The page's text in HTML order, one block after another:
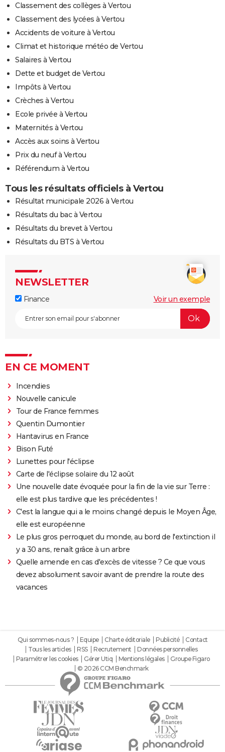
Classement des collèges à Vertou
Classement des lycées à Vertou
Accidents de voiture à Vertou
Climat et historique météo de Vertou
Salaires à Vertou
Dette et budget de Vertou
Impôts à Vertou
Crèches à Vertou
Ecole privée à Vertou
Maternités à Vertou
Accès aux soins à Vertou
Prix du neuf à Vertou
Référendum à Vertou
Tous les résultats officiels à Vertou
Résultat municipale 2026 à Vertou
Résultats du bac à Vertou
Résultats du brevet à Vertou
Résultats du BTS à Vertou
NEWSLETTER
Finance Voir un exemple
EN CE MOMENT
Incendies
Nouvelle canicule
Tour de France femmes
Quentin Dumontier
Hantavirus en France
Bison Futé
Lunettes pour l'éclipse
Carte de l'éclipse solaire du 12 août
Une nouvelle date évoquée pour la fin de la vie sur Terre :
elle est plus tardive que les précédentes !
C'est la langue qui a le moins changé depuis le Moyen Âge,
elle est européenne
Le plus gros perroquet du monde, au bord de l'extinction il
y a 30 ans, renaît grâce à un arbre
Quelle amende en cas d'excès de vitesse ? Ce que vous
devez absolument savoir avant de prendre la route des
vacances
Qui sommes-nous ? Equipe Charte éditoriale Publicité
Contact
Tous les articles
RSS Recrutement
Données personnelles
Paramétrer les cookies
Gérer Utiq Mentions légales
Groupe Figaro
© 2026 CCM Benchmark